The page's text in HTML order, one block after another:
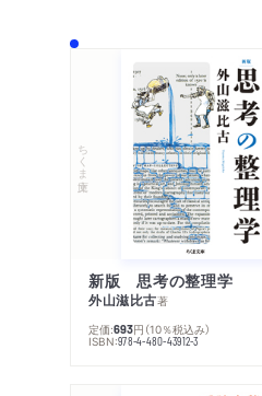
ちくま文庫
新版 思考の整理学
外山滋比古著
定価:693円 （10％税込み）
ISBN:978-4-480-43912-3